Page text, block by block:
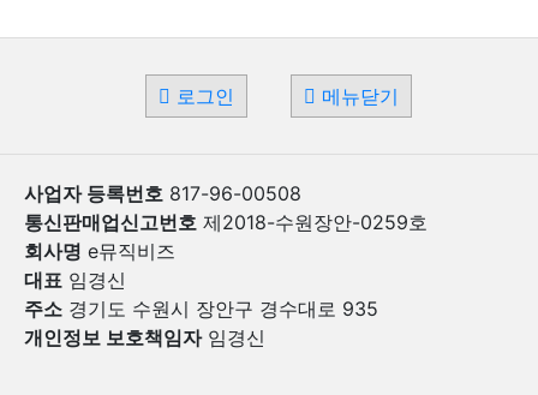
로그인 메뉴닫기
사업자 등록번호 817-96-00508
통신판매업신고번호 제2018-수원장안-0259호
회사명 e뮤직비즈
대표 임경신
주소 경기도 수원시 장안구 경수대로 935
개인정보 보호책임자임경신